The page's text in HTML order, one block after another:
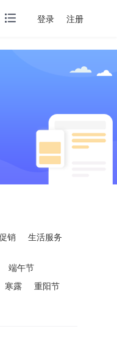
登录 注册
销 生活服务
端午节
寒露
重阳节